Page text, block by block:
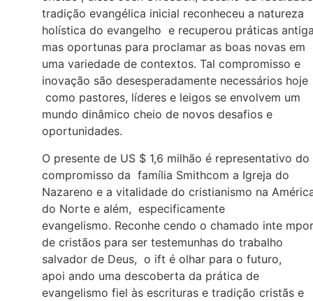
tradição evangélica inicial reconheceu a natureza
holística do evangelho e recuperou práticas
mas oportunas para proclamar as boas novas em
uma variedade de contextos. Tal compromisso e
inovação são desesperadamente necessários hoje
como pastores, líderes e leigos se envolvem um
mundo dinâmico cheio de novos desafios e
oportunidades.
O presente de US $ 1,6 milhão é representativo do
compromisso da família Smithcom a Igreja do
Nazareno e a vitalidade do cristianismo na
do Norte e além, especificamente
evangelismo. Reconhe cendo o chamado inte
de cristãos para ser testemunhas do trabalho
salvador de Deus, o ift é olhar para o futuro,
apoi ando uma descoberta da prática de
evangelismo fiel às escrituras e tradição cristãs e